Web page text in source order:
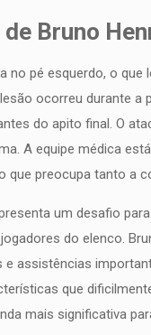
Bruno
no pé esquerdo, o
ocorreu durante a
do apito final. O
A equipe médica
que preocupa tanto a
um desafio
do elenco.
assistências
que
mais significativa